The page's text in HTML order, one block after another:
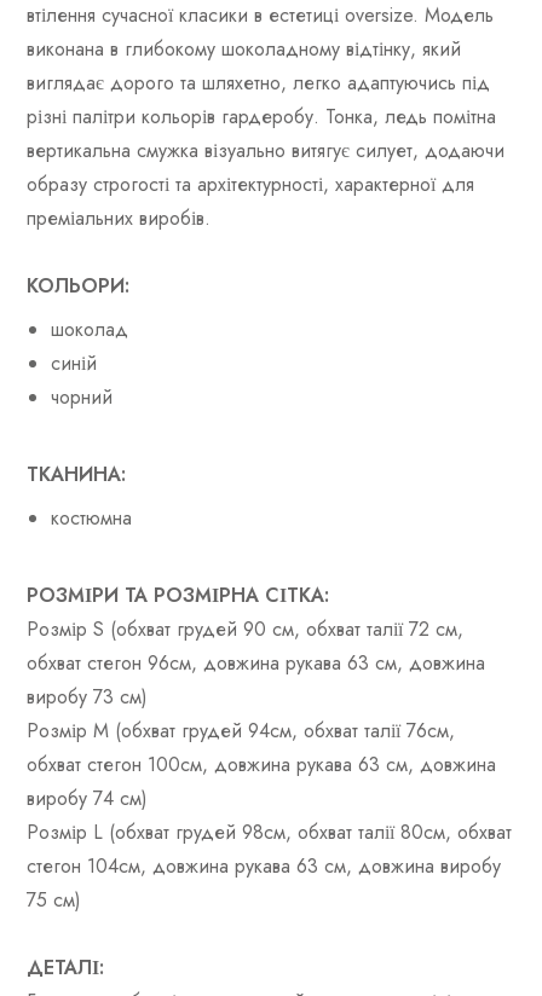
втілення сучасної класики в естетиці oversize. Модель
виконана в глибокому шоколадному відтінку, який
виглядає дорого та шляхетно, легко адаптуючись під
різні палітри кольорів гардеробу. Тонка, ледь помітна
вертикальна смужка візуально витягує силует, додаючи
образу строгості та архітектурності, характерної для
преміальних виробів.
КОЛЬОРИ:
шоколад
синій
чорний
ТКАНИНА:
костюмна
РОЗМІРИ ТА РОЗМІРНА СІТКА:
Розмір S (обхват грудей 90 см, обхват талії 72 см,
обхват стегон 96см, довжина рукава 63 см, довжина
виробу 73 см)
Розмір М (обхват грудей 94см, обхват талії 76см,
обхват стегон 100см, довжина рукава 63 см, довжина
виробу 74 см)
Розмір L (обхват грудей 98см, обхват талії 80см, обхват
стегон 104см, довжина рукава 63 см, довжина виробу
75 см)
ДЕТАЛІ: